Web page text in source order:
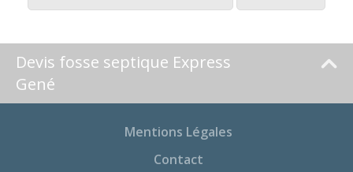
Devis fosse septique Express
Gené
Mentions Légales
Contact